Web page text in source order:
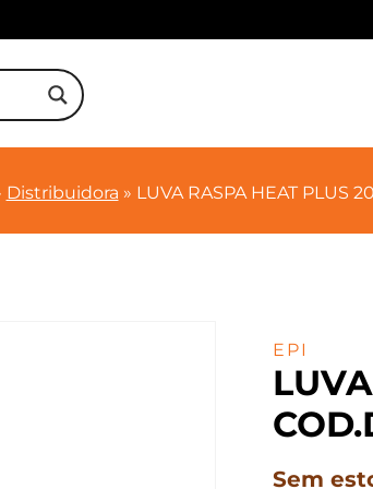
Distribuidora » LUVA RASPA HEAT PLUS
EPI
Sem